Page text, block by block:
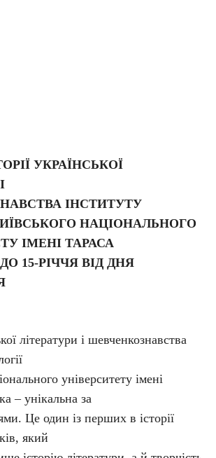
УКРАЇНСЬКОЇ
ІНСТИТУТУ
НАЦІОНАЛЬНОГО
ІМЕНІ ТАРАСА
15-РІЧЧЯ ВІД ДНЯ
літератури і шевченкознавства
університету імені
– унікальна за
Це один із перших в історії
який